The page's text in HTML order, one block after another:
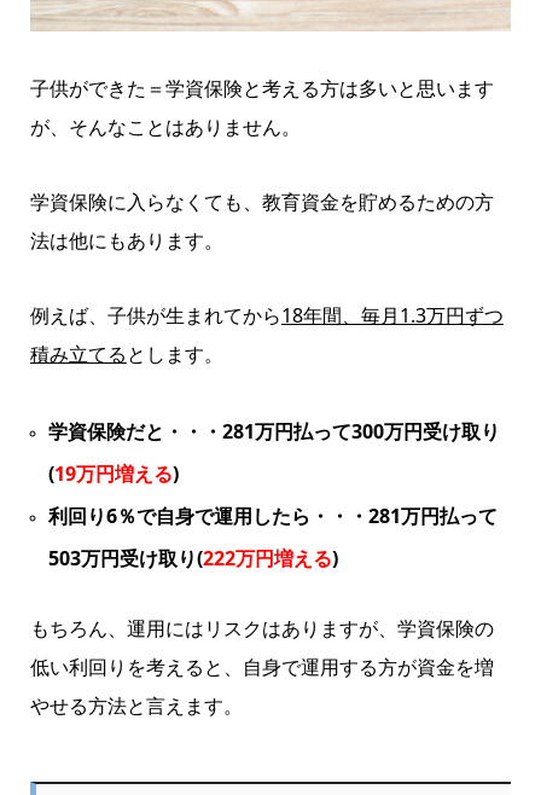
子供ができた＝学資保険と考える方は多いと思います
が、そんなことはありません。
学資保険に入らなくても、教育資金を貯めるための方
法は他にもあります。
例えば、子供が生まれてから18年間、毎月1.3万円ずつ
積み立てるとします。
学資保険だと・・・281万円払って300万円受け取り
(19万円増える)
利回り6％で自身で運用したら・・・281万円払って
503万円受け取り(222万円増える)
もちろん、運用にはリスクはありますが、学資保険の
低い利回りを考えると、自身で運用する方が資金を増
やせる方法と言えます。